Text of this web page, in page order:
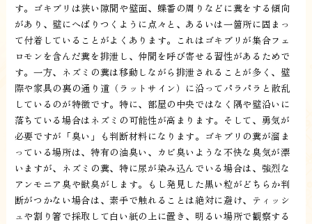
す。ゴキブリは狭い隙間や壁面、蝶番の周りなどに糞をする傾向
があり、壁にへばりつくように点々と、あるいは一箇所に固まっ
て付着していることがよくあります。これはゴキブリが集合フェ
ロモンを含んだ糞を排泄し、仲間を呼び寄せる習性があるためで
す。一方、ネズミの糞は移動しながら排泄されることが多く、壁
際や家具の裏の通り道（ラットサイン）に沿ってパラパラと散乱
しているのが特徴です。特に、部屋の中央ではなく隅や壁沿いに
落ちている場合はネズミの可能性が高まります。そして、勇気が
必要ですが「臭い」も判断材料になります。ゴキブリの糞が溜ま
っている場所は、特有の油臭い、カビ臭いような不快な臭気が漂
いますが、ネズミの糞、特に尿が染み込んでいる場合は、強烈な
アンモニア臭や獣臭がします。もし発見した黒い粒がどちらか判
断がつかない場合は、素手で触れることは絶対に避け、ティッシ
ュや割り箸で採取して白い紙の上に置き、明るい場所で観察する